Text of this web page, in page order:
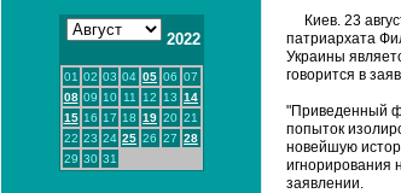
2022
01 02 03 04 05 06 07
08 09 10 11 12 13 14
15 16 17 18 19 20 21
22 23 24 25 26 27 28
29 30 31
Киев. 23
патриархата
Украины
говорится в
"Приведенный
попыток
новейшую
игнорирования
заявлении.